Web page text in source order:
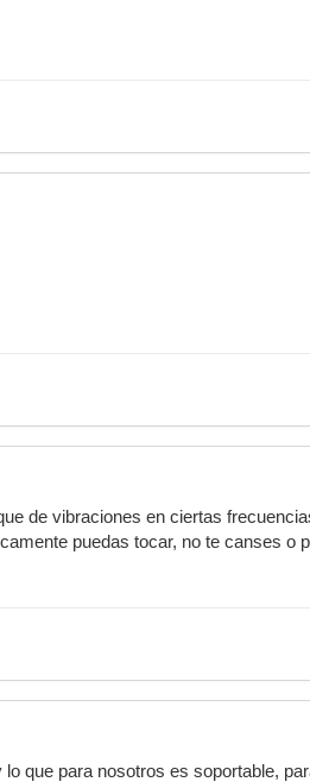
de vibraciones en ciertas
puedas tocar, no te canses o
que para nosotros es soportable,